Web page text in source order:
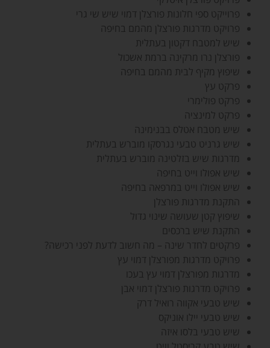
פרוייקט ספי חלונות פורצלן דמוי שיש שי גרי
פרויקט מדרגות פורצלן מהמם בחיפה
שיש למטבח דקטון בעתלית
פורצלן נרו מרקינה ברמת אשכול
שיפוץ מקיף לבית מהמם בחיפה
פרקט עץ
פרקט פולימרי
פרקט למינציה
שיש מטבח אטלס בבנימינה
שיש גרניט טבעי נגרסקו מוברש בעתלית
מדרגות שיש בזלטינה מוברש בעתלית
שיש אפולו וייט בחיפה
שיש אפולו וייט במרפאה בחיפה
התקנת מדרגות פורצלן
שיפוץ קטן שעושה שינוי גדול
התקנת שיש ברכסים
פרקטים לחדר שינה – מה חשוב לדעת לפני רכישה?
פרויקט מדרגות מפורצלן דמוי עץ
מדרגות מפורצלן דמוי עץ בעכו
פרויקט מדרגות פורצלן דמוי אבן
שיש טבעי אקווה רואיל דרק
שיש טבעי יילו אוניקס
שיש טבעי בלסו איזה